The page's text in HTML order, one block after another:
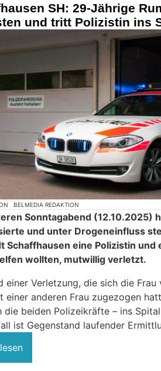
SH: 29-Jährige
und tritt Polizistin ins
BELMEDIA REDAKTION
Sonntagabend (12.10.2025)
und unter Drogeneinfluss
Schaffhausen eine Polizistin und
wollten, mutwillig verletzt.
einer Verletzung, die sich die Frau
einer anderen Frau zugezogen
die beiden Polizeikräfte – ins
ist Gegenstand laufender